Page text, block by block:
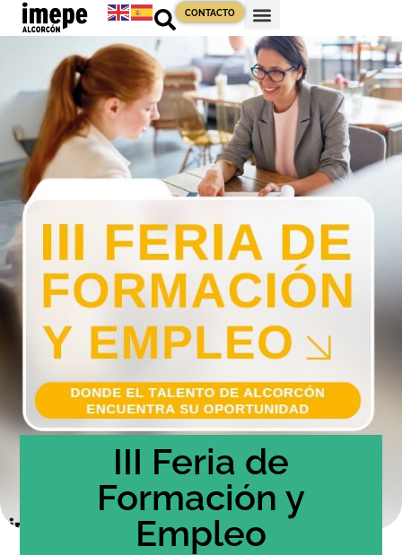
CONTACTO
III Feria de
Formación y
Empleo